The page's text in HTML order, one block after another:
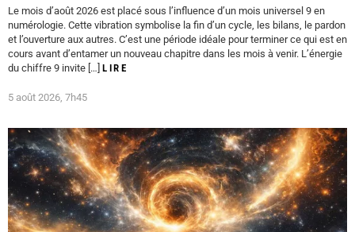
Le mois d’août 2026 est placé sous l’influence d’un mois universel 9 en
numérologie. Cette vibration symbolise la fin d’un cycle, les bilans, le pardon
et l’ouverture aux autres. C’est une période idéale pour terminer ce qui est en
cours avant d’entamer un nouveau chapitre dans les mois à venir. L’énergie
du chiffre 9 invite […] LIRE
5 août 2026, 7h45